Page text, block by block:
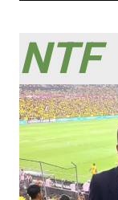
NTF